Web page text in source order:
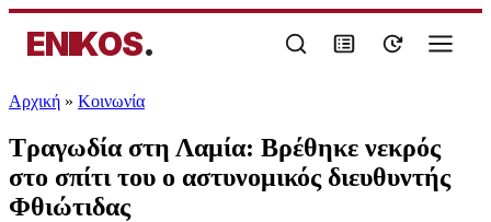
ENIKOS.
Αρχική » Κοινωνία
Τραγωδία στη Λαμία: Βρέθηκε νεκρός
στο σπίτι του ο αστυνομικός διευθυντής
Φθιώτιδας